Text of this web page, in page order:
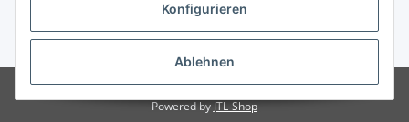
Konfigurieren
Ablehnen
Vertrag widerrufen
* Alle Preise inkl. gesetzlicher USt., zzgl.Versand
© Spice for Life
Powered byJTL-Shop